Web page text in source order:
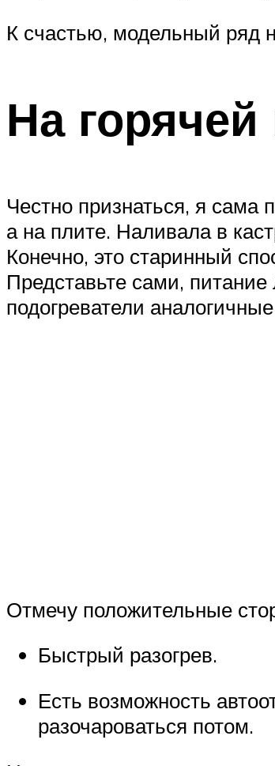
К счастью, модельный ряд
На горячей
Честно признаться, я сама
а на плите. Наливала в
Конечно, это старинный
Представьте сами,
подогреватели
Отмечу положительные
Быстрый разогрев.
Есть возможность
разочароваться потом.